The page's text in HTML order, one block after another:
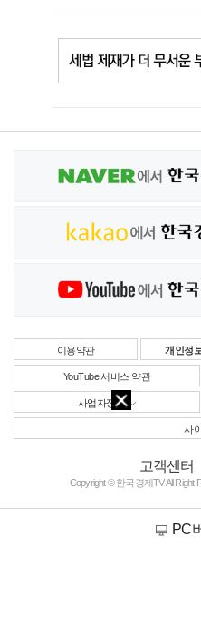
이용약관 개인정
YouTube 서비스 약관
사업자정보
사
고객센터
Copyright © 한국경제TV All
PC